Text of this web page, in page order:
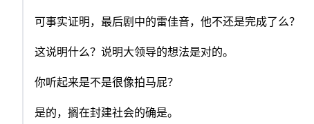
可事实证明，最后剧中的雷佳音，他不还是完成了么？
这说明什么？说明大领导的想法是对的。
你听起来是不是很像拍马屁？
是的，搁在封建社会的确是。